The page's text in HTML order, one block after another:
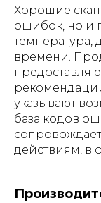
Хорошие
ошибок, но и
температура,
времени.
указывают
база кодов
действиям, в